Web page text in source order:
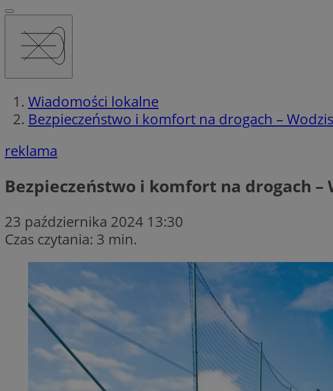
Wiadomości lokalne
Bezpieczeństwo i komfort na drogach –
reklama
Bezpieczeństwo i komfort na drogach
23 października 2024 13:30
Czas czytania: 3 min.